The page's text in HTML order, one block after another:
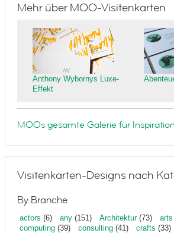
Mehr über MOO-Visitenkarten
Anthony Wybornys Luxe-
Effekt
MOOs gesamte Galerie für
Visitenkarten-Designs nach
By Branche
actors (6) any (151) Architektur(73) arts
computing (39) consulting (41) crafts (33)